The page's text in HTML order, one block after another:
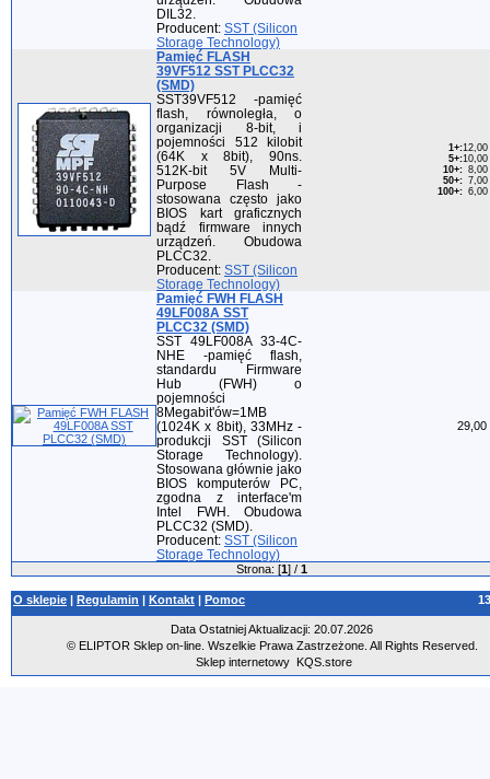
DIL32.
Producent: SST (Silicon
Storage Technology)
Pamięć FLASH
39VF512 SST PLCC32
(SMD)
SST39VF512 -pamięć
flash, równoległa, o
organizacji 8-bit, i
pojemności 512 kilobit
(64K x 8bit), 90ns.
512K-bit 5V Multi-
Purpose Flash -
stosowana często jako
BIOS kart graficznych
bądź firmware innych
urządzeń. Obudowa
PLCC32.
Producent: SST (Silicon
Storage Technology)
1+:12,00
5+:10,00
10+: 8,00
50+: 7,00
100+: 6,00
Pamięć FWH FLASH
49LF008A SST
PLCC32 (SMD)
SST 49LF008A 33-4C-
NHE -pamięć flash,
standardu Firmware
Hub (FWH) o
pojemności
8Megabit'ów=1MB
(1024K x 8bit), 33MHz -
produkcji SST (Silicon
Storage Technology).
Stosowana głównie jako
BIOS komputerów PC,
zgodna z interface'm
Intel FWH. Obudowa
PLCC32 (SMD).
Producent: SST (Silicon
Storage Technology)
29,00
Strona: [1] / 1
O sklepie | Regulamin | Kontakt | Pomoc
Data Ostatniej Aktualizacji: 20.07.2026
© ELIPTOR Sklep on-line. Wszelkie Prawa Zastrzeżone. All Rights Reserved.
Sklep internetowy
KQS.store